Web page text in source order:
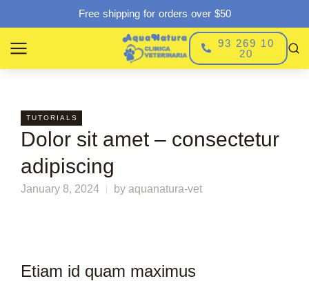
Free shipping for orders over $50
93 269 10
20
TUTORIALS
Dolor sit amet – consectetur
adipiscing
January 8, 2024 by aquanatura-vet
Etiam id quam maximus